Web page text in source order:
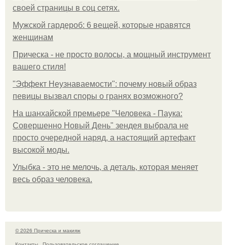
своей страницы в соц сетях.
Мужской гардероб: 6 вещей, которые нравятся
женщинам
Прическа - не просто волосы, а мощный инструмент
вашего стиля!
"Эффект Неузнаваемости": почему новый образ
певицы вызвал споры о гранях возможного?
На шанхайской премьере "Человека - Паука:
Совершенно Новый День" зендея выбрала не
просто очередной наряд, а настоящий артефакт
высокой моды.
Улыбка - это не мелочь, а деталь, которая меняет
весь образ человека.
© 2026 Прическа и макияж